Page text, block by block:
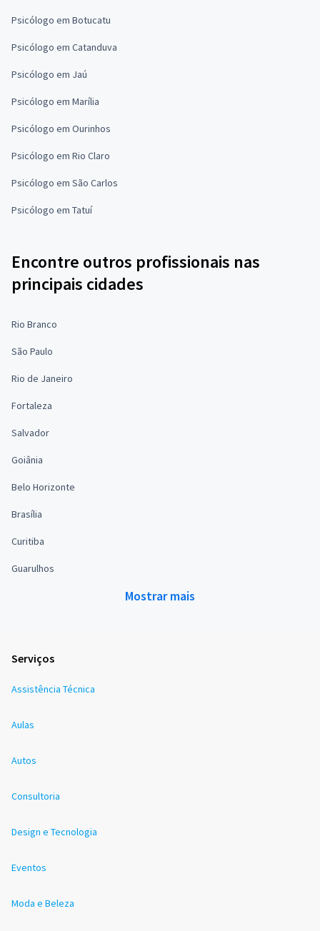
Psicólogo em Botucatu
Psicólogo em Catanduva
Psicólogo em Jaú
Psicólogo em Marília
Psicólogo em Ourinhos
Psicólogo em Rio Claro
Psicólogo em São Carlos
Psicólogo em Tatuí
Encontre outros profissionais nas
principais cidades
Rio Branco
São Paulo
Rio de Janeiro
Fortaleza
Salvador
Goiânia
Belo Horizonte
Brasília
Curitiba
Guarulhos
Mostrar mais
Serviços
Assistência Técnica
Aulas
Autos
Consultoria
Design e Tecnologia
Eventos
Moda e Beleza